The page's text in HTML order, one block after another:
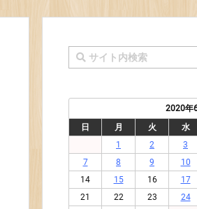
2020年
日
月 火 水
1
2 3
7
8 9 10
14
15 16 17
21
22 23 24